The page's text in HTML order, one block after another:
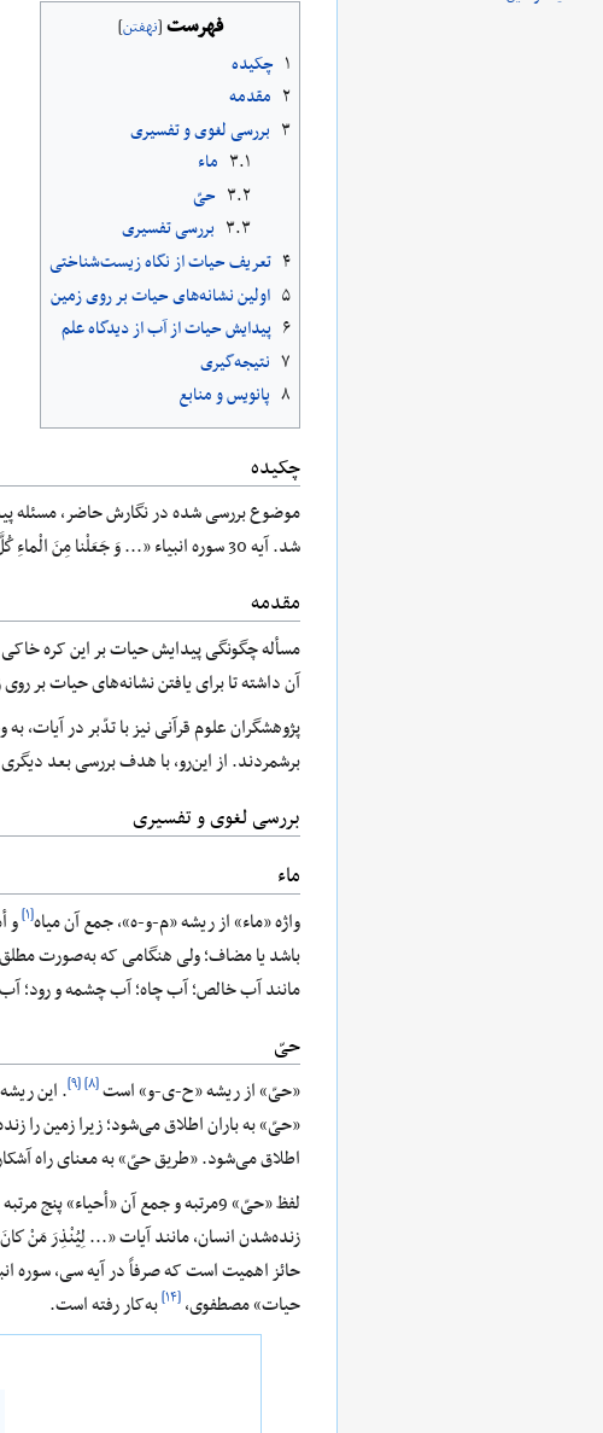
فهرست
۱ چکیده
۲ مقدمه
۳ بررسی لغوی و تفسیری
۳.۱ ماء
۳.۲ حیّ
۳.۳ بررسی تفسیری
۴ تعریف حیات از نگاه زیست‌شناختی
۵ اولین نشانه‌های حیات بر روی زمین
۶ پیدایش حیات از آب از دیدگاه علم
۷ نتیجه‌گیری
۸ پانویس و منابع
چکیده
موضوع بررسی شده در نگارش حاضر، مسئله
شد. آیه 30 سوره انبياء «... وَ جَعَلْنا مِنَ الْماءِ كُلَّ شَيْ‏ءٍ حَيٍ...»‏ ناظر بر این مطلب است که هر چيز زنده‌‏اى از آب پديد آمده است.
مقدمه
مسأله چگونگی پیدایش حیات بر این کره
آن داشته تا برای یافتن نشانه‌های حیات بر
پژوهشگران علوم قرآنی نیز با تدّبر در
برشمردند. از این‌رو، با هدف بررسی بعد دیگری از ابعاد اعجاز قرآن به تفحص
بررسی لغوی و تفسیری
ماء
واژه «ماء» از ریشه «م-و-ه»، جمع آن میاه[۱] و
باشد یا مضاف؛ ولی هنگامی که به‌صورت
مانند آب خالص؛ آب چاه؛ آب چشمه و رود؛
حیّ
«حیّ» از ریشه «ح-ی-و» است[۸] [۹] . این
«حیّ» به باران اطلاق می‌‌شود؛ زیرا زمین را
اطلاق می‌‌شود. «طریق حیّ» به ‌معنای راه
لفظ «حیّ» 9مرتبه و جمع آن
زنده‌شدن انسان، مانند آیات «... لِيُنْذِرَ مَنْ
حیات» مصطفوی، [۱۴] به‌کار رفته است.